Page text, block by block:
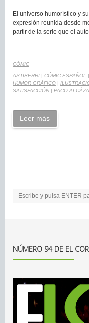
El universo humorístico y
expresión reunida desde
partir de la serie que el
CÓMIC
ASTIBERRI | CÓMIC ESPAÑOL |
HUMOR GRÁFICO |
SATISFACCIÓN | PACO
Leer más
NÚMERO 94 DE EL